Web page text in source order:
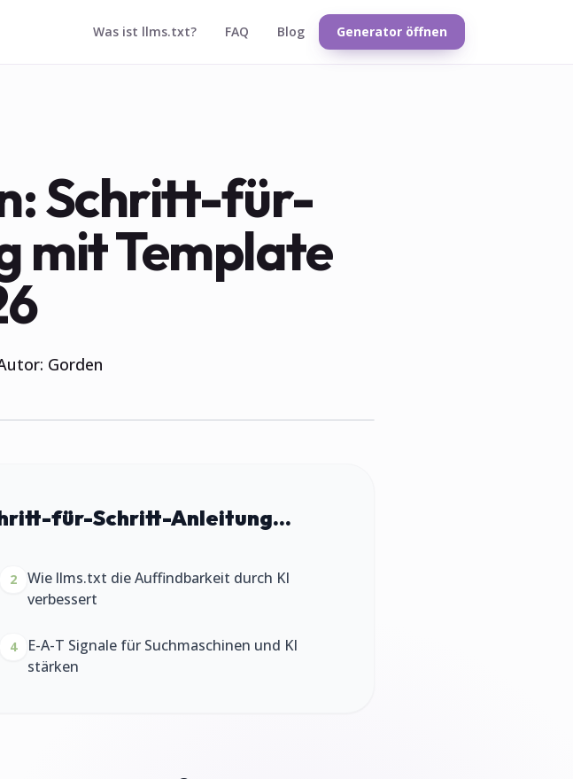
Was ist llms.txt? FAQ Blog Generator öffnen
Schritt-für-
mit Template
Gorden
für-Schritt-Anleitung...
2
Wie llms.txt die Auffindbarkeit durch KI
verbessert
4
E-A-T Signale für Suchmaschinen und KI
stärken